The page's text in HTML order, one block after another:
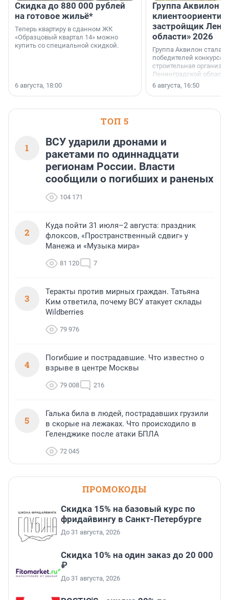
Скидка до 880 000 рублей
на готовое жильё*
Теперь квартиру в сданном ЖК
«Образцовый квартал 14» можно
купить со специальной скидкой.
6 августа, 18:00
Группа Аквилон
застройщик
области» 2026
Группа Аквилон стала
победителей конкурса
строительная
Ленинградской области
номинации «Самый
застройщик
области».
6 августа, 16:50
ТОП 5
1
ВСУ ударили дронами и
ракетами по одиннадцати
регионам России. Власти
сообщили о погибших и раненых
104 171
2
Куда пойти 31 июля–2 августа: праздник
флоксов, «Пространственный сдвиг» у
Манежа и «Музыка мира»
81 120 7
3
Теракты против мирных граждан. Татьяна
Ким ответила, почему ВСУ атакует склады
Wildberries
79 976
4
Погибшие и пострадавшие. Что известно о
взрыве в центре Москвы
79 008 216
5
Галька била в людей, пострадавших грузили
в скорые на лежаках. Что происходило в
Геленджике после атаки БПЛА
72 045
ПРОМОКОДЫ
Скидка 15% на базовый курс по
фридайвингу в Санкт-Петербурге
До 31 августа, 2026
Скидка 10% на один заказ до 20 000
₽
До 31 августа, 2026